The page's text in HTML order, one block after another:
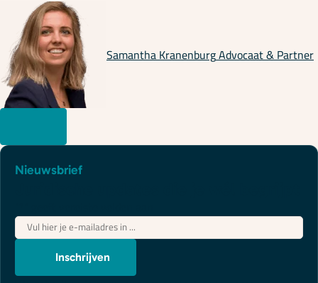
Samantha KranenburgAdvocaat & Partner
Nieuwsbrief
E-
mailadres*
Inschrijven